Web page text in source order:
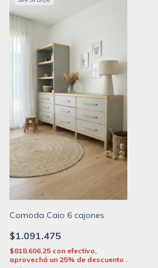
Comoda Caio 6 cajones
$1.091.475
$818.606,25 con efectivo,
aprovechá un 25% de descuento .